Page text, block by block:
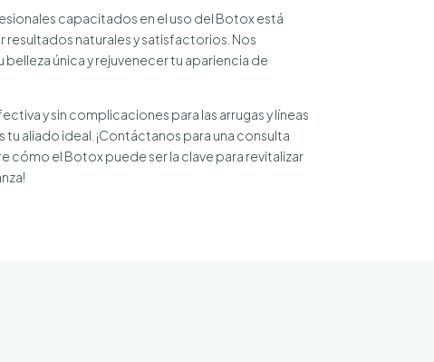
capacitados en el uso del Botox está
naturales y satisfactorios. Nos
única y rejuvenecer tu apariencia de
y sin complicaciones para las arrugas y líneas
tu aliado ideal. ¡Contáctanos para una consulta
cómo el Botox puede ser la clave para revitalizar